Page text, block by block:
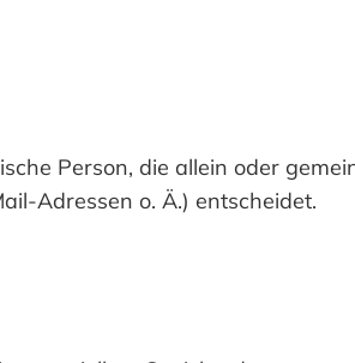
Person, die allein oder
Adressen o. Ä.) entscheidet.